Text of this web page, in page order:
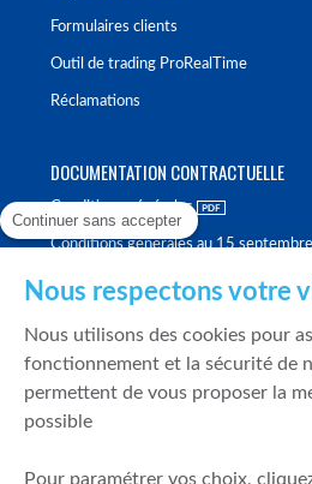
Formulaires clients
Outil de trading ProRealTime
Réclamations
DOCUMENTATION CONTRACTUELLE
Conditions générales
Conditions générales au 15
Politique de meilleure sélection
Politique de durabilité
Fonds de garantie des dépôts et de
Continuer sans accepter
Nous respectons votre
Nous utilisons des cookies pour
fonctionnement et la sécurité de
permettent de vous proposer la
possible
Pour paramétrer vos choix,